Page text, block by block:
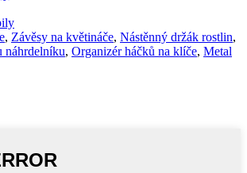
, Závěsy na květináče, Nástěnný držák rostlin,
náhrdelníku, Organizér háčků na klíče, Metal